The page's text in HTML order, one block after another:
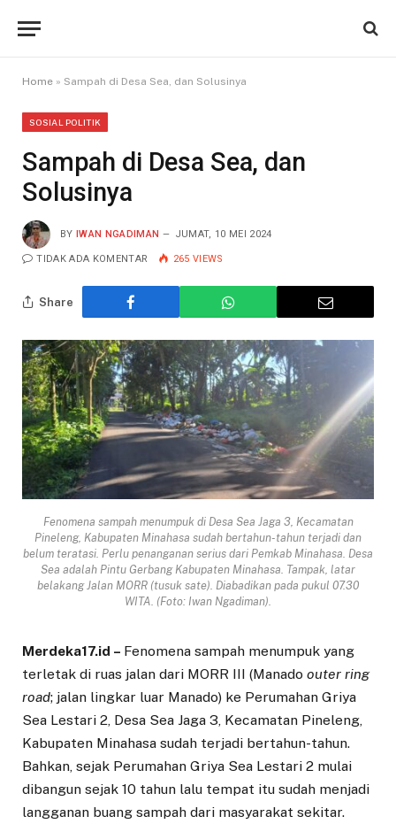
Home » Sampah di Desa Sea, dan Solusinya
SOSIAL POLITIK
Sampah di Desa Sea, dan
Solusinya
BY IWAN NGADIMAN JUMAT, 10 MEI 2024
TIDAK ADA KOMENTAR 265 VIEWS
Share
Fenomena sampah menumpuk di Desa Sea Jaga 3, Kecamatan
Pineleng, Kabupaten Minahasa sudah bertahun-tahun terjadi dan
belum teratasi. Perlu penanganan serius dari Pemkab Minahasa. Desa
Sea adalah Pintu Gerbang Kabupaten Minahasa. Tampak, latar
belakang Jalan MORR (tusuk sate). Diabadikan pada pukul 07.30
WITA. (Foto: Iwan Ngadiman).
Merdeka17.id – Fenomena sampah menumpuk yang
terletak di ruas jalan dari MORR III (Manado outer ring
road; jalan lingkar luar Manado) ke Perumahan Griya
Sea Lestari 2, Desa Sea Jaga 3, Kecamatan Pineleng,
Kabupaten Minahasa sudah terjadi bertahun-tahun.
Bahkan, sejak Perumahan Griya Sea Lestari 2 mulai
dibangun sejak 10 tahun lalu tempat itu sudah menjadi
langganan buang sampah dari masyarakat sekitar.